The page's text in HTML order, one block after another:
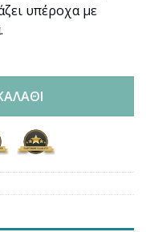
υπέροχα με
ΜΕΤΑΛΛΙΚΑ